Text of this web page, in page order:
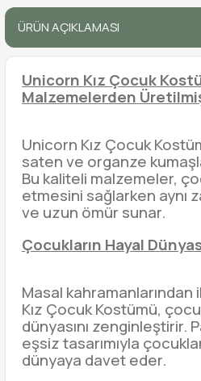
ÜRÜN AÇIKLAMASI
Unicorn Kız Çocuk
Malzemelerden
Unicorn Kız Çocuk
saten ve organze
Bu kaliteli malzemeler,
etmesini sağlarken aynı
ve uzun ömür sunar.
Çocukların Hayal
Masal kahramanlarından
Kız Çocuk Kostümü,
dünyasını zenginleştirir.
eşsiz tasarımıyla
dünyaya davet eder.